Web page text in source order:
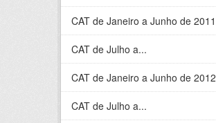
CAT de Janeiro a Junho de 2011
CAT de Julho a...
CAT de Janeiro a Junho de 2012
CAT de Julho a...